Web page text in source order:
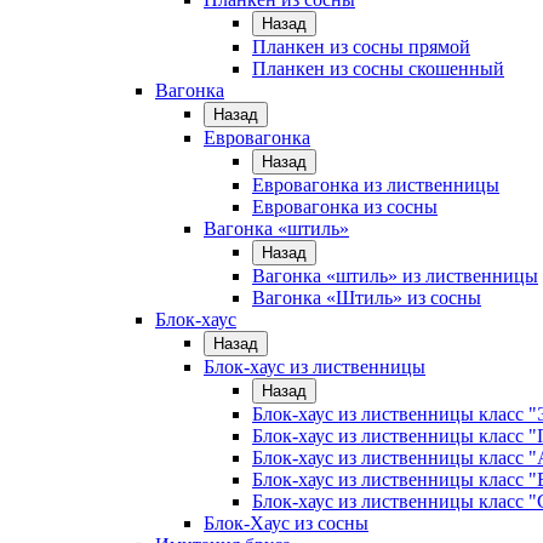
Назад
Планкен из сосны прямой
Планкен из сосны скошенный
Вагонка
Назад
Евровагонка
Назад
Евровагонка из лиственницы
Евровагонка из сосны
Вагонка «штиль»
Назад
Вагонка «штиль» из лиственницы
Вагонка «Штиль» из сосны
Блок-хаус
Назад
Блок-хаус из лиственницы
Назад
Блок-хаус из лиственницы класс
Блок-хаус из лиственницы класс
Блок-хаус из лиственницы класс
Блок-хаус из лиственницы класс
Блок-хаус из лиственницы класс
Блок-Хаус из сосны